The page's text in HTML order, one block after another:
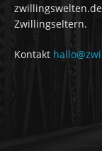
Zwillingseltern.
Kontakt